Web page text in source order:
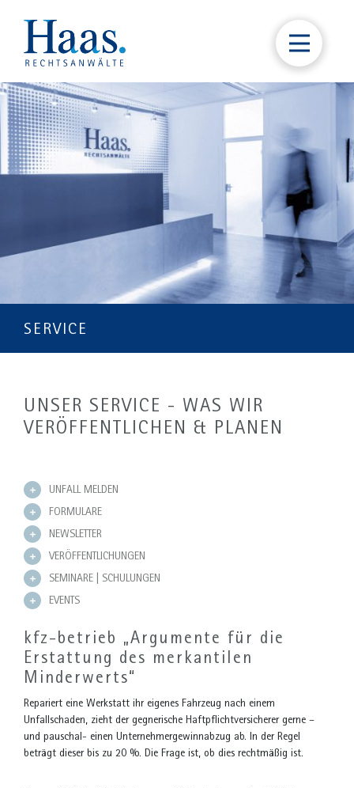
SERVICE
UNSER SERVICE - WAS WIR
VERÖFFENTLICHEN & PLANEN
UNFALL MELDEN
FORMULARE
NEWSLETTER
VERÖFFENTLICHUNGEN
SEMINARE | SCHULUNGEN
EVENTS
kfz-betrieb „Argumente für die
Erstattung des merkantilen
Minderwerts“
Repariert eine Werkstatt ihr eigenes Fahrzeug nach einem
Unfallschaden, zieht der gegnerische Haftpflichtversicherer gerne –
und pauschal- einen Unternehmergewinnabzug ab. In der Regel
beträgt dieser bis zu 20 %. Die Frage ist, ob dies rechtmäßig ist.